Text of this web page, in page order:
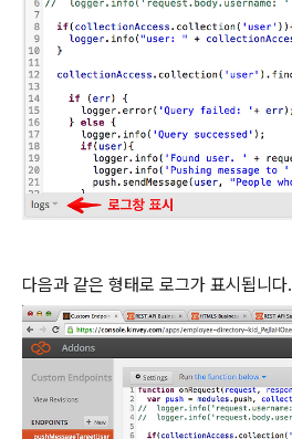
다음과 같은 형태로 로그가 표시됩니다.